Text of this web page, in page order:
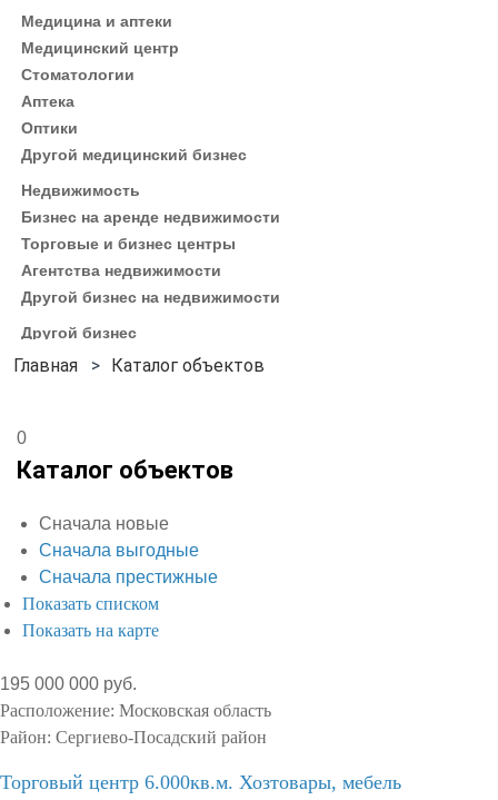
Медицина и аптеки
Медицинский центр
Стоматологии
Аптека
Оптики
Другой медицинский бизнес
Недвижимость
Бизнес на аренде недвижимости
Торговые и бизнес центры
Агентства недвижимости
Другой бизнес на недвижимости
Другой бизнес
Каталог объектов
0
Каталог объектов
Сначала новые
Сначала выгодные
Сначала престижные
Показать списком
Показать на карте
195 000 000 руб.
Расположение: Московская область
Район: Сергиево-Посадский район
Торговый центр 6.000кв.м. Хозтовары, мебель